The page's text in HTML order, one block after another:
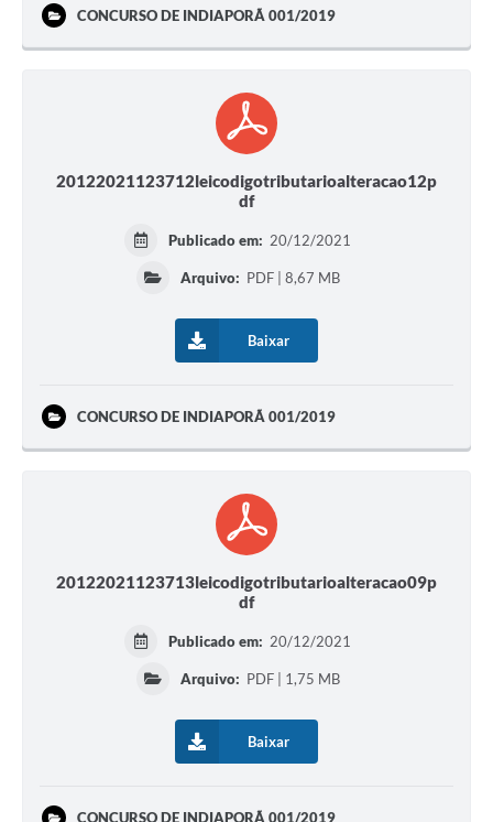
CONCURSO DE INDIAPORÃ 001/2019
20122021123712leicodigotributarioalteracao12p
df
Publicado em: 20/12/2021
Arquivo: PDF | 8,67 MB
Baixar
CONCURSO DE INDIAPORÃ 001/2019
20122021123713leicodigotributarioalteracao09p
df
Publicado em: 20/12/2021
Arquivo: PDF | 1,75 MB
Baixar
CONCURSO DE INDIAPORÃ 001/2019